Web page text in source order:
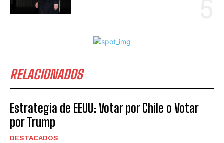
RELACIONADOS
Estrategia de EEUU: Votar por Chile o Votar
por Trump
DESTACADOS